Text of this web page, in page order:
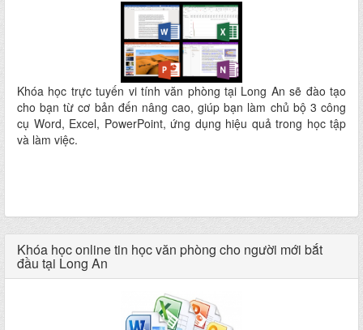
Khóa học trực tuyến vi tính văn phòng tại Long An sẽ đào tạo
cho bạn từ cơ bản đến nâng cao, giúp bạn làm chủ bộ 3 công
cụ Word, Excel, PowerPoint, ứng dụng hiệu quả trong học tập
và làm việc.
Khóa học online tin học văn phòng cho người mới bắt
đầu tại Long An